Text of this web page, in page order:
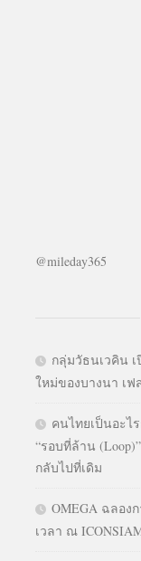
@mileday365
กลุ่มวัธนเวคิน เ
ใหม่ของบางนา เ
คนไทยเป็นอะไ
“รอบที่ล้าน
กลับไปที่เดิม
OMEGA ฉลอง
เวลา ณ